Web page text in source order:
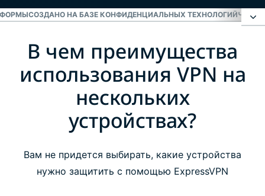
СОЗДАНО НА БАЗЕ КОНФИДЕНЦИАЛЬНЫХ ТЕХНОЛОГИЙЧТО
В чем преимущества использования VPN на
нескольких устройствах?
Как установить ExpressVPN на различные
устройства
Совместимые устройства и платформы
В чем преимущества
использования VPN на
нескольких
устройствах?
Вам не придется выбирать, какие устройства
нужно защитить с помощью ExpressVPN